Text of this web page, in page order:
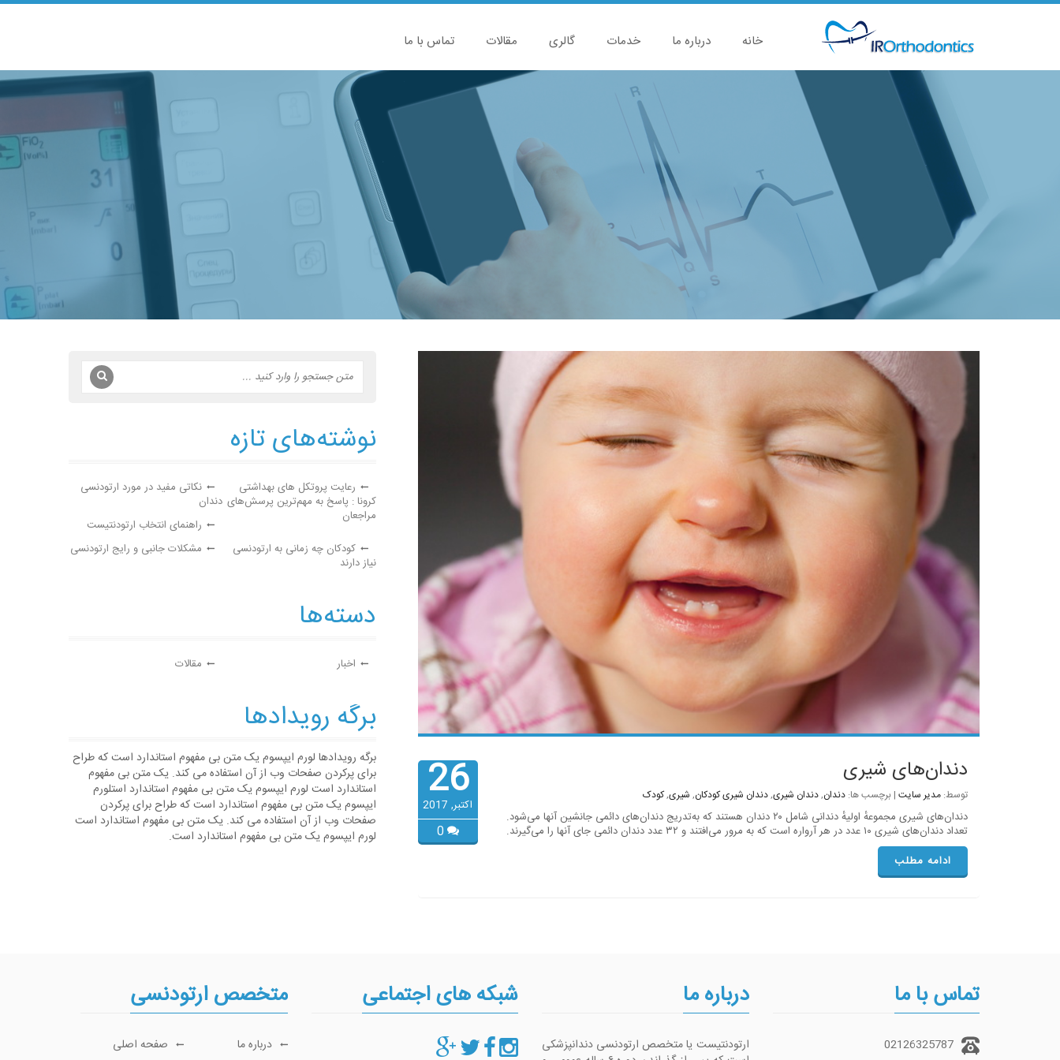
خانه درباره ما خدمات گالری مقالات تماس با ما
26
اکتبر, 2017
دندان‌های شیری
توسط: مدیر سایت | برچسب ها: دندان,دندان شیری,دندان شیری کودکان, شیری,کودک
دندان‌های شیری مجموعهٔ اولیهٔ دندانی شامل ۲۰ دندان هستند که به‌تدریج دندان‌های دائمی جانشین آنها می‌شود.
تعداد دندان‌های شیری ۱۰ عدد در هر آرواره است که به مرور می‌افتند و ۳۲ عدد دندان دائمی جای آنها را می‌گیرند.
ادامه مطلب
نوشته‌های تازه
رعایت پروتکل های بهداشتی
کرونا : پاسخ به مهم‌ترین پرسش‌های
مراجعان
نکاتی مفید در مورد ارتودنسی
دندان
راهنمای انتخاب ارتودنتیست
کودکان چه زمانی به ارتودنسی
نیاز دارند
مشکلات جانبی و رایج ارتودنسی
دسته‌ها
اخبار مقالات
برگه رویدادها
برگه رویدادها لورم ایپسوم یک متن بی مفهوم استاندارد است که طراح
برای پرکردن صفحات وب از آن استفاده می کند. یک متن بی مفهوم
استاندارد است لورم ایپسوم یک متن بی مفهوم استاندارد استلورم
ایپسوم یک متن بی مفهوم استاندارد است که طراح برای پرکردن
صفحات وب از آن استفاده می کند. یک متن بی مفهوم استاندارد است
لورم ایپسوم یک متن بی مفهوم استاندارد است.
متخصص ارتودنسی
صفحه اصلی درباره ما
شبکه های اجتماعی درباره ما
ارتودنتیست یا متخصص ارتودنسی دندانپزشکی
تماس با ما
02126325787